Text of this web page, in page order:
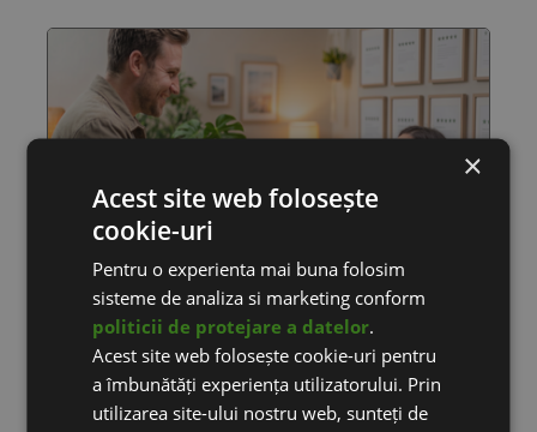
PARERI SCRISE DE CLIENTI
Ne dorim clienti multumiti si fericiti! Doar cu ei putem creste in
continuare activitatea eCommerce din Romania.
×
Acest site web folosește
cookie-uri
Pentru o experienta mai buna folosim
sisteme de analiza si marketing conform
politicii de protejare a datelor.
Acest site web folosește cookie-uri pentru
a îmbunătăți experiența utilizatorului. Prin
utilizarea site-ului nostru web, sunteți de